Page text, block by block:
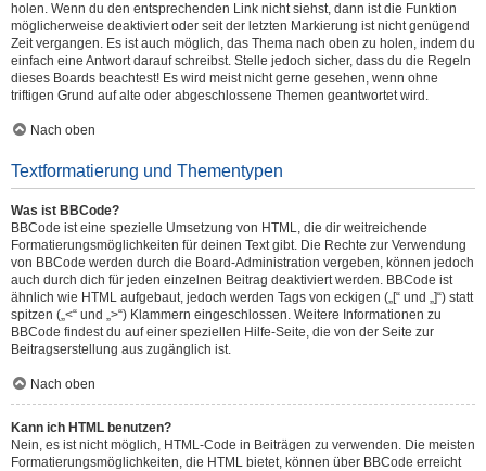
holen. Wenn du den entsprechenden Link nicht siehst, dann ist die Funktion
möglicherweise deaktiviert oder seit der letzten Markierung ist nicht genügend
Zeit vergangen. Es ist auch möglich, das Thema nach oben zu holen, indem du
einfach eine Antwort darauf schreibst. Stelle jedoch sicher, dass du die Regeln
dieses Boards beachtest! Es wird meist nicht gerne gesehen, wenn ohne
triftigen Grund auf alte oder abgeschlossene Themen geantwortet wird.
Nach oben
Textformatierung und Thementypen
Was ist BBCode?
BBCode ist eine spezielle Umsetzung von HTML, die dir weitreichende
Formatierungsmöglichkeiten für deinen Text gibt. Die Rechte zur Verwendung
von BBCode werden durch die Board-Administration vergeben, können jedoch
auch durch dich für jeden einzelnen Beitrag deaktiviert werden. BBCode ist
ähnlich wie HTML aufgebaut, jedoch werden Tags von eckigen („[“ und „]“) statt
spitzen („<“ und „>“) Klammern eingeschlossen. Weitere Informationen zu
BBCode findest du auf einer speziellen Hilfe-Seite, die von der Seite zur
Beitragserstellung aus zugänglich ist.
Nach oben
Kann ich HTML benutzen?
Nein, es ist nicht möglich, HTML-Code in Beiträgen zu verwenden. Die meisten
Formatierungsmöglichkeiten, die HTML bietet, können über BBCode erreicht